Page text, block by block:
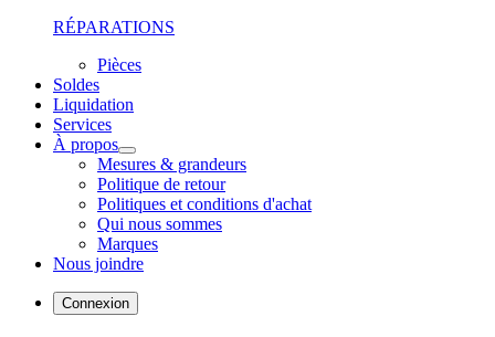
RÉPARATIONS
Pièces
Soldes
Liquidation
Services
À propos
Mesures & grandeurs
Politique de retour
Politiques et conditions d'achat
Qui nous sommes
Marques
Nous joindre
Connexion